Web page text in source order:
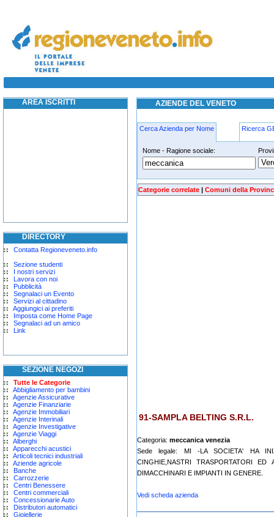
Meccanica venezia
AREA ISCRITTI
DIRECTORY
Contatta Regioneveneto.info
Sezione studenti
I nostri servizi
Lavora con noi
Pubblicità
Segnalaci un Evento
Servizi al cittadino
Aggiungici ai preferiti
Imposta come Home Page
Segnalaci ad un amico
Link
SEZIONE NEGOZI
Tutte le Categorie
Abbigliamento per bambini
Agenzie Assicurative
Agenzie Finanziarie
Agenzie Immobiliari
Agenzie Interinali
Agenzie Investigative
Agenzie Viaggi
Alberghi
Apparecchi acustici
Articoli tecnici industriali
Aziende agricole
Banche
Carrozzerie
Centri Benessere
Centri commerciali
Concessionarie Auto
Distributori automatici
Gioiellerie
AZIENDE DEL VENETO
Cerca Azienda per Nome Ricerca
Nome - Ragione sociale:
Meccanica venezia
Categorie correlate | Comuni della
91-SAMPLA BELTING S.R.L.
Categoria: meccanica venezia
Sede legale: MI -LA SOCIETA' HA
CINGHIE,NASTRI TRASPORTATORI
DIMACCHINARI E IMPIANTI IN GENERE.
Vedi scheda azienda